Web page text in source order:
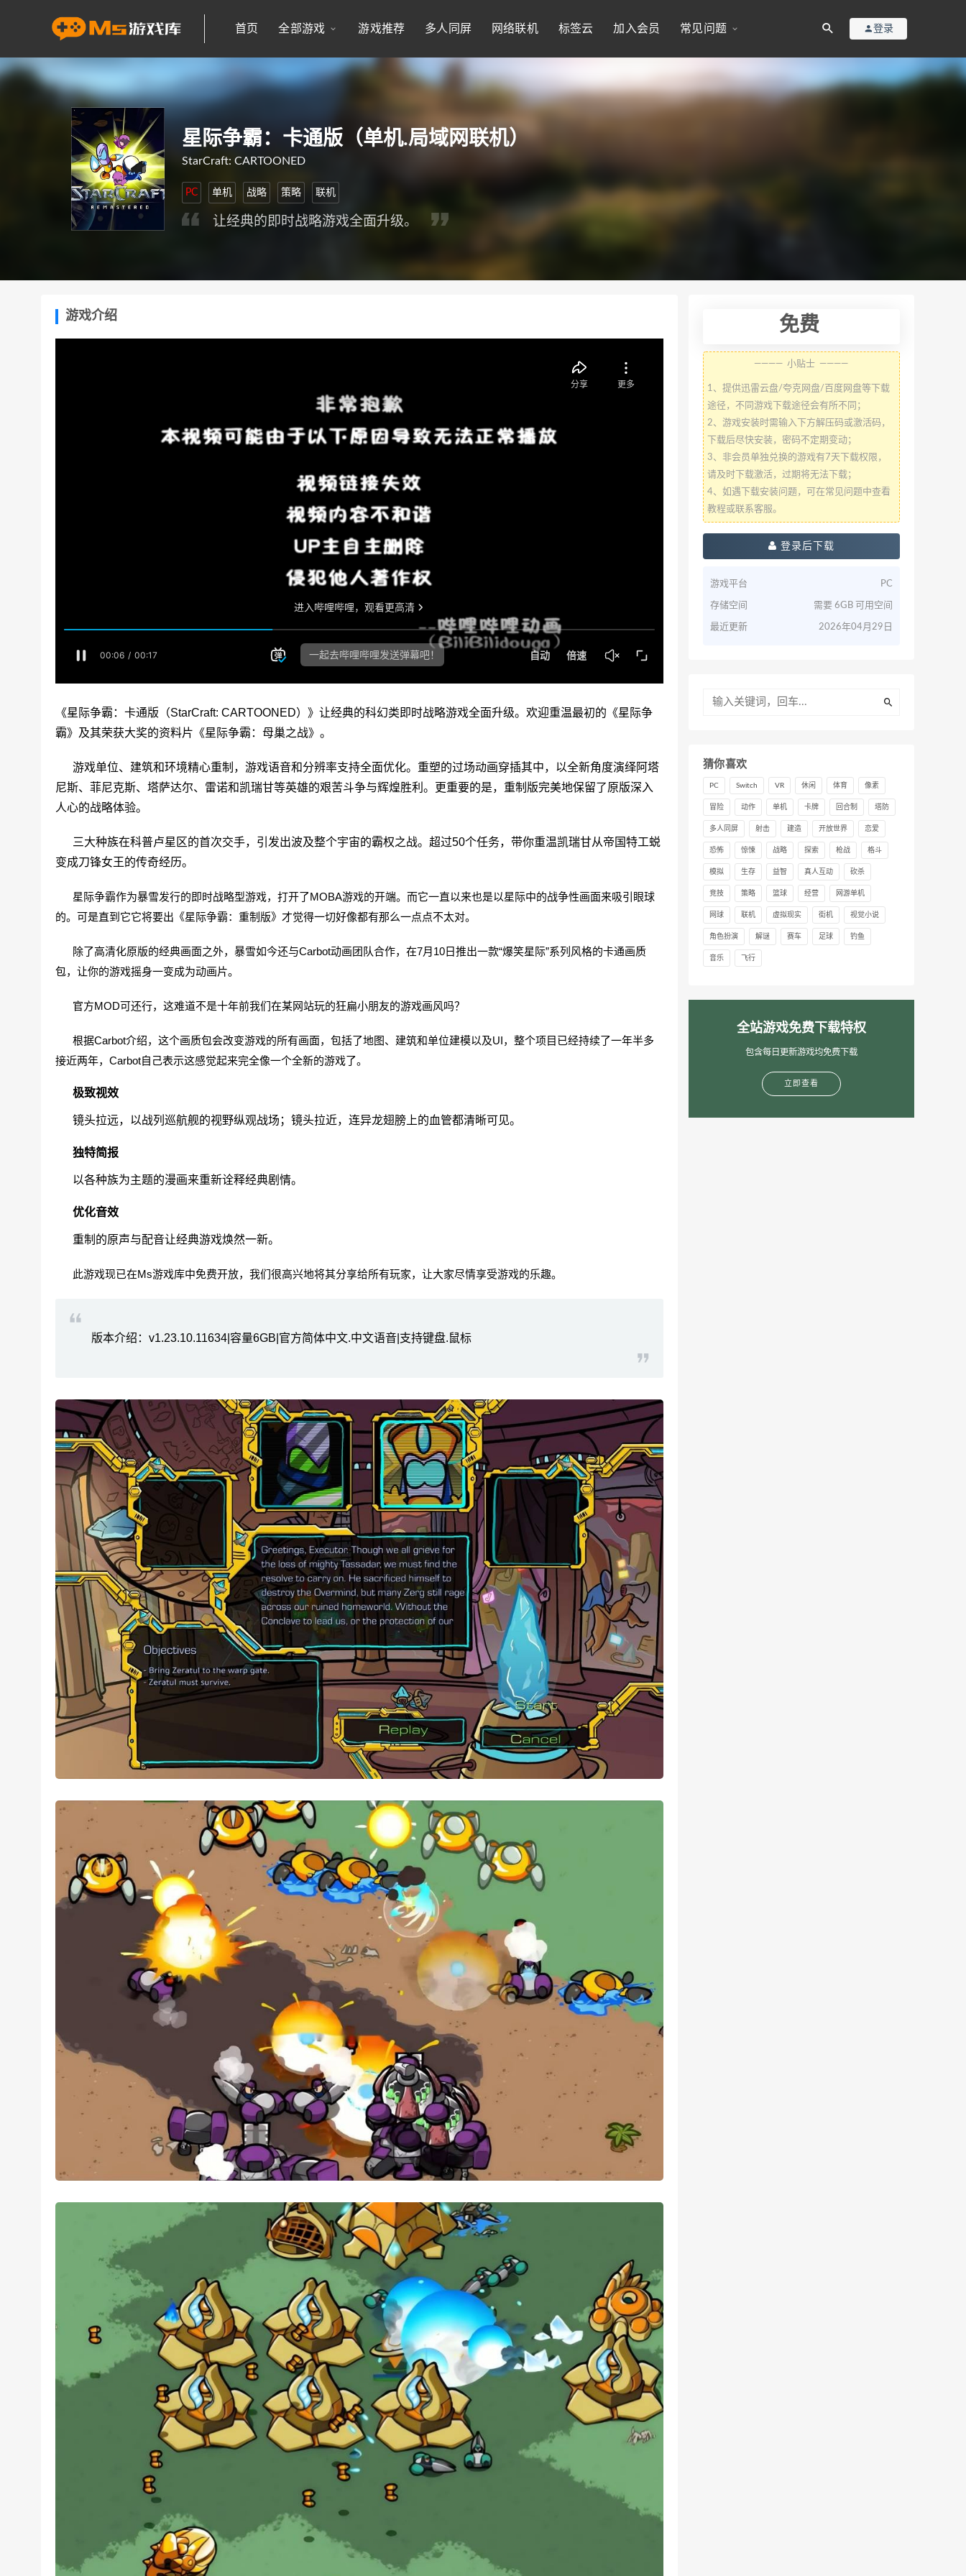
首页 全部游戏 游戏推荐 多人同屏 网络联机 标签云 加入会员 常见问题 登录
星际争霸：卡通版（单机.局域网联机）
StarCraft: CARTOONED
PC 单机 战略 策略 联机
让经典的即时战略游戏全面升级。
游戏介绍
《星际争霸：卡通版（StarCraft: CARTOONED）》让经典的科幻类即时战略游戏全面升级。欢迎重温最初的《星际争
霸》及其荣获大奖的资料片《星际争霸：母巢之战》。
游戏单位、建筑和环境精心重制，游戏语音和分辨率支持全面优化。重塑的过场动画穿插其中，以全新角度演绎阿塔
尼斯、菲尼克斯、塔萨达尔、雷诺和凯瑞甘等英雄的艰苦斗争与辉煌胜利。更重要的是，重制版完美地保留了原版深入
人心的战略体验。
三大种族在科普卢星区的首次交手，引发出波及整个宇宙的霸权之战。超过50个任务，带你重温凯瑞甘从帝国特工蜕
变成刀锋女王的传奇经历。
星际争霸作为暴雪发行的即时战略型游戏，打开了MOBA游戏的开端。而它一直以来也是以星际中的战争性画面来吸引眼球
的。可是直到它它将要出《星际争霸：重制版》才觉得一切好像都有那么一点点不太对。
除了高清化原版的经典画面之外，暴雪如今还与Carbot动画团队合作，在7月10日推出一款“爆笑星际”系列风格的卡通画质
包，让你的游戏摇身一变成为动画片。
官方MOD可还行，这难道不是十年前我们在某网站玩的狂扁小朋友的游戏画风吗？
根据Carbot介绍，这个画质包会改变游戏的所有画面，包括了地图、建筑和单位建模以及UI，整个项目已经持续了一年半多
接近两年，Carbot自己表示这感觉起来完全像一个全新的游戏了。
极致视效
镜头拉远，以战列巡航舰的视野纵观战场；镜头拉近，连异龙翅膀上的血管都清晰可见。
独特简报
以各种族为主题的漫画来重新诠释经典剧情。
优化音效
重制的原声与配音让经典游戏焕然一新。
此游戏现已在Ms游戏库中免费开放，我们很高兴地将其分享给所有玩家，让大家尽情享受游戏的乐趣。
版本介绍：v1.23.10.11634|容量6GB|官方简体中文.中文语音|支持键盘.鼠标
免费
———— 小贴士 ————
1、提供迅雷云盘/夸克网盘/百度网盘等下载
途径，不同游戏下载途径会有所不同；
2、游戏安装时需输入下方解压码或激活码，
下载后尽快安装，密码不定期变动；
3、非会员单独兑换的游戏有7天下载权限，
请及时下载激活，过期将无法下载；
4、如遇下载安装问题，可在常见问题中查看
教程或联系客服。
登录后下载
游戏平台 PC
存储空间 需要 6GB 可用空间
最近更新 2026年04月29日
猜你喜欢
PC Switch VR 休闲 体育 像素
冒险 动作 单机 卡牌 回合制 塔防
多人同屏 射击 建造 开放世界 恋爱
恐怖 惊悚 战略 探索 枪战 格斗
模拟 生存 益智 真人互动 砍杀
竞技 策略 篮球 经营 网游单机
网球 联机 虚拟现实 街机 视觉小说
角色扮演 解谜 赛车 足球 钓鱼
音乐 飞行
全站游戏免费下载特权
包含每日更新游戏均免费下载
立即查看